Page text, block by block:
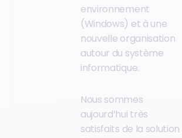
environnement
(Windows) et à une
nouvelle organisation
autour du système
informatique.
Nous sommes
aujourd’hui très
satisfaits de la solution